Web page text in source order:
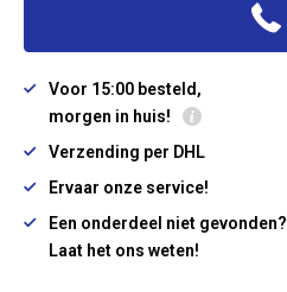
Voor 15:00 besteld,
morgen in huis!
Verzending per DHL
Ervaar onze service!
Een onderdeel niet gevonden?
Laat het ons weten!